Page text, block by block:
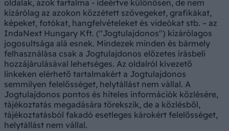
oldalak, azok tartalma - ideértve különösen, de nem
kizárólag az azokon közzétett szövegeket, grafikákat,
képeket, fotókat, hangfelvételeket és videókat stb. – az
IndaNext Hungary Kft. ("Jogtulajdonos") kizárólagos
jogosultsága alá esnek. Mindezek minden és bármely
felhasználása csak a Jogtulajdonos előzetes írásbeli
hozzájárulásával lehetséges. Az oldalról kivezető
linkeken elérhető tartalmakért a Jogtulajdonos
semmilyen felelősséget, helytállást nem vállal. A
Jogtulajdonos pontos és hiteles információk közlésére,
tájékoztatás megadására törekszik, de a közlésből,
tájékoztatásból fakadó esetleges károkért felelősséget,
helytállást nem vállal.